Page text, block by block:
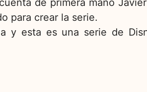
de primera mano
para crear la serie.
y esta es una serie de